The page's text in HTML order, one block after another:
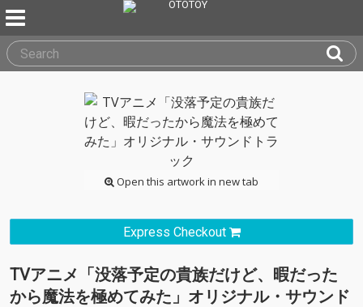
Open this artwork in new tab
Express Checkout
TVアニメ「没落予定の貴族だけど、暇だった
から魔法を極めてみた」オリジナル・サウンド